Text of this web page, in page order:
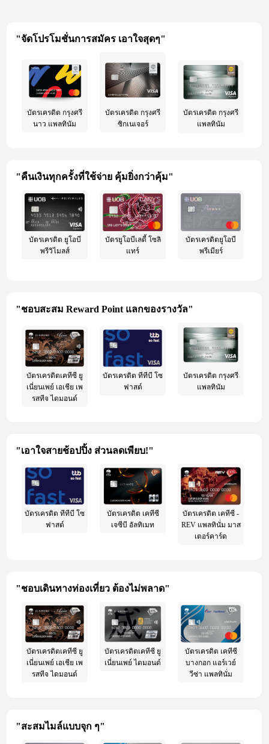
"จัดโปรโมชั่นการสมัคร เอาใจสุดๆ"
บัตรเครดิต กรุงศรี
นาว แพลทินัม
บัตรเครดิต กรุงศรี
ซิกเนเจอร์
บัตรเครดิต กรุงศรี
แพลทินัม
"คืนเงินทุกครั้งที่ใช้จ่าย คุ้มยิ่งกว่าคุ้ม"
บัตรเครดิต ยูโอบี
พรีวิไมลส์
บัตรยูโอบีเลดี้ โซลิ
แทร์
บัตรเครดิตยูโอบี
พรีเมียร์
"ชอบสะสม Reward Point แลกของรางวัล"
บัตรเครดิตเคทีซี ยู
เนี่ยนเพย์ เอเชีย เพ
รสทีจ ไดมอนด์
บัตรเครดิต ทีทีบี โซ
ฟาสต์
บัตรเครดิต กรุงศรี
แพลทินัม
"เอาใจสายช้อปปิ้ง ส่วนลดเพียบ!"
บัตรเครดิต ทีทีบี โซ
ฟาสต์
บัตรเครดิต เคทีซี
เจซีบี อัลทิเมท
บัตรเครดิต เคทีซี -
REV แพลทินั่ม มาส
เตอร์คาร์ด
"ชอบเดินทางท่องเที่ยว ต้องไม่พลาด"
บัตรเครดิตเคทีซี ยู
เนี่ยนเพย์ เอเชีย เพ
รสทีจ ไดมอนด์
บัตรเครดิตเคทีซี ยู
เนี่ยนเพย์ ไดมอนด์
บัตรเครดิต เคทีซี
บางกอก แอร์เวย์
วีซ่า แพลทินั่ม
"สะสมไมล์แบบจุก ๆ"